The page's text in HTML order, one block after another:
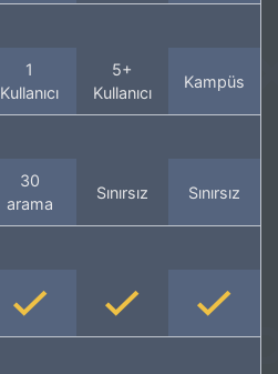
1
Kullanıcı
5+
Kullanıcı
Kampüs
30
arama
Sınırsız Sınırsız